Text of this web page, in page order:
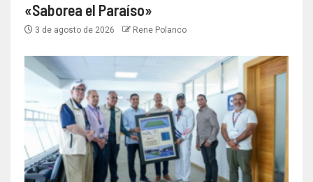
«Saborea el Paraíso»
3 de agosto de 2026 Rene Polanco